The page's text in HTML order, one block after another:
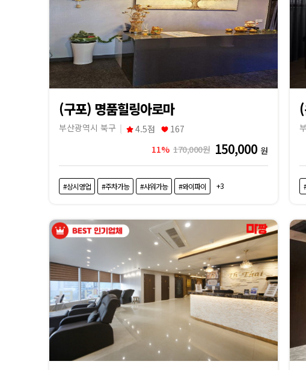
(구포) 명품힐링아로마
부산광역시 북구 4.5점
167
11% 170,000원 150,000 원
#상시영업 #주차가능 #샤워가능 #와이파이 +3